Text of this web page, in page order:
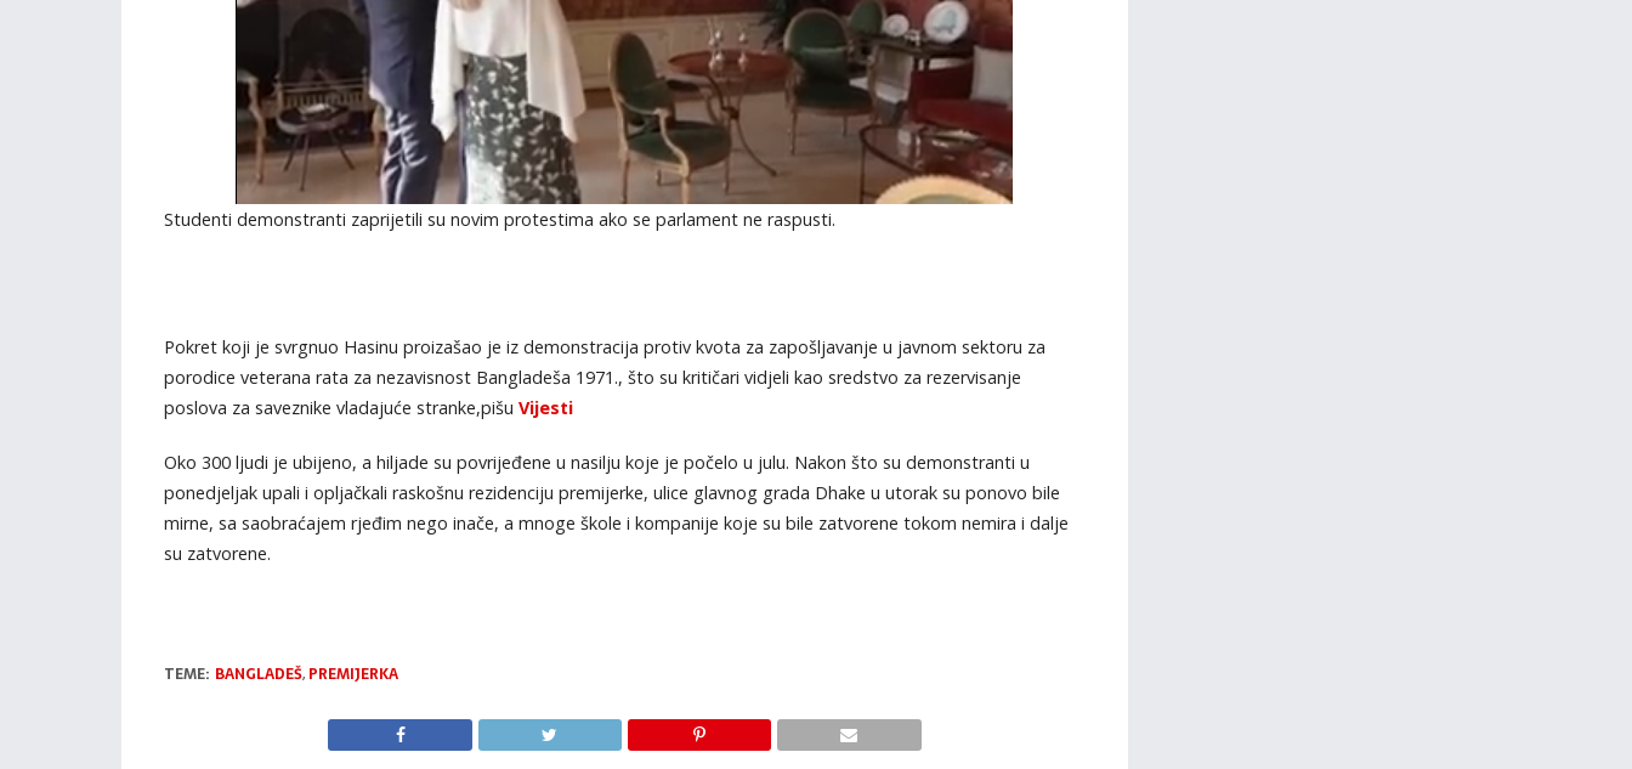
Studenti demonstranti zaprijetili su novim protestima ako se parlament ne raspusti.
Pokret koji je svrgnuo Hasinu proizašao je iz demonstracija protiv kvota za zapošljavanje u javnom sektoru za
porodice veterana rata za nezavisnost Bangladeša 1971., što su kritičari vidjeli kao sredstvo za rezervisanje
poslova za saveznike vladajuće stranke,pišu Vijesti
Oko 300 ljudi je ubijeno, a hiljade su povrijeđene u nasilju koje je počelo u julu. Nakon što su demonstranti u
ponedjeljak upali i opljačkali raskošnu rezidenciju premijerke, ulice glavnog grada Dhake u utorak su ponovo bile
mirne, sa saobraćajem rjeđim nego inače, a mnoge škole i kompanije koje su bile zatvorene tokom nemira i dalje
su zatvorene.
TEME: BANGLADEŠ, PREMIJERKA